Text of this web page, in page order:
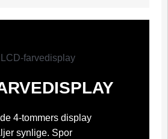
4-tommers display
synlige. Spor